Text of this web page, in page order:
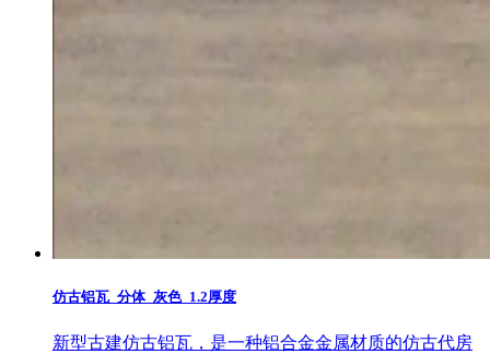
仿古铝瓦_分体_灰色_1.2厚度
新型古建仿古铝瓦，是一种铝合金金属材质的仿古代房